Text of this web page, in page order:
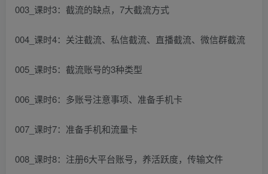
003_课时3：截流的缺点，7大截流方式
004_课时4：关注截流、私信截流、直播截流、微信群截流
005_课时5：截流账号的3种类型
006_课时6：多账号注意事项、准备手机卡
007_课时7：准备手机和流量卡
008_课时8：注册6大平台账号，养活跃度，传输文件